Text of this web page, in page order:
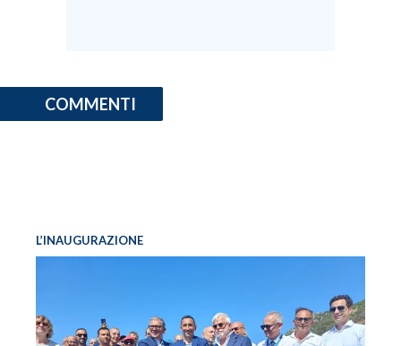
COMMENTI
L’INAUGURAZIONE